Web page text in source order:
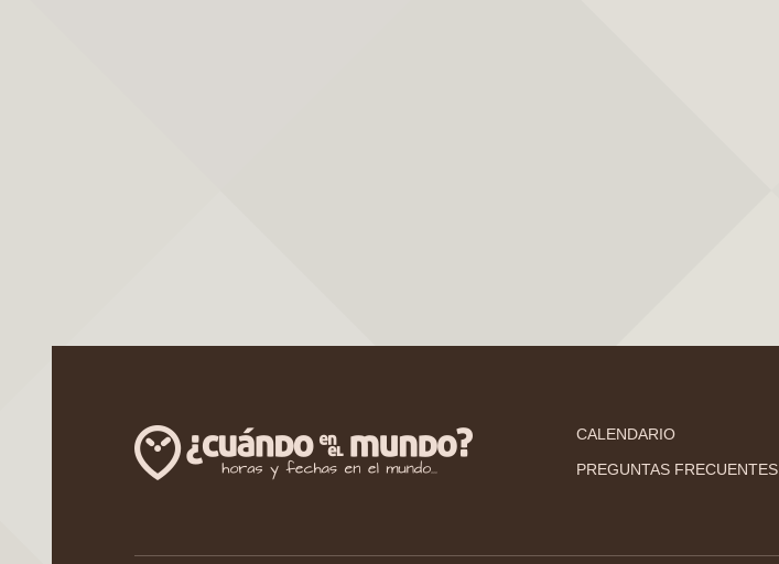
CALENDARIO
PREGUNTAS FRECUENTES